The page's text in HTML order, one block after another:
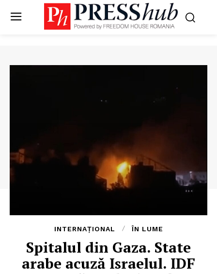
INTERNAȚIONAL ÎN LUME
Spitalul din Gaza. State
arabe acuză Israelul. IDF